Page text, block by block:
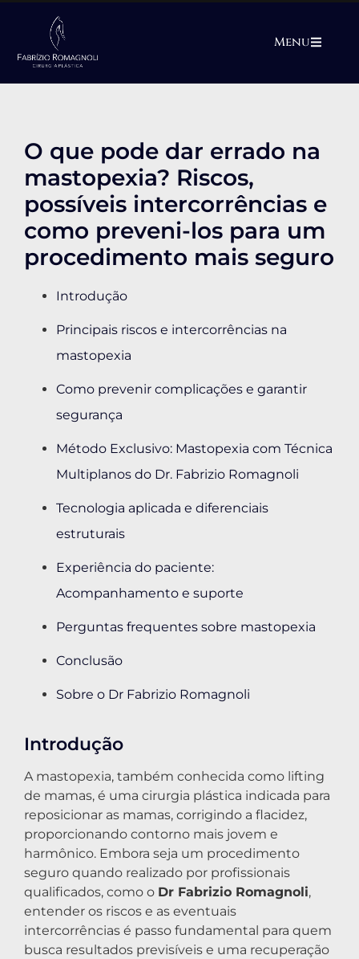
Menu
O que pode dar errado na
mastopexia? Riscos,
possíveis intercorrências e
como preveni-los para um
procedimento mais seguro
Introdução
Principais riscos e intercorrências na
mastopexia
Como prevenir complicações e garantir
segurança
Método Exclusivo: Mastopexia com Técnica
Multiplanos do Dr. Fabrizio Romagnoli
Tecnologia aplicada e diferenciais
estruturais
Experiência do paciente:
Acompanhamento e suporte
Perguntas frequentes sobre mastopexia
Conclusão
Sobre o Dr Fabrizio Romagnoli
Introdução
A mastopexia, também conhecida como lifting
de mamas, é uma cirurgia plástica indicada para
reposicionar as mamas, corrigindo a flacidez,
proporcionando contorno mais jovem e
harmônico. Embora seja um procedimento
seguro quando realizado por profissionais
qualificados, como o Dr Fabrizio Romagnoli,
entender os riscos e as eventuais
intercorrências é passo fundamental para quem
busca resultados previsíveis e uma recuperação